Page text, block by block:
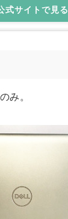
式サイトで見る
み。